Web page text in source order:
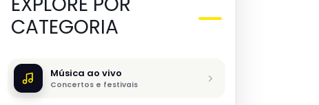
CATEGORIA
Música ao vivo
Concertos e festivais